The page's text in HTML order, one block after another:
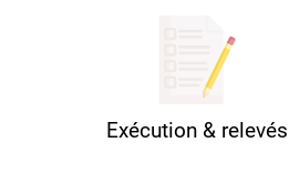
Exécution & relevés